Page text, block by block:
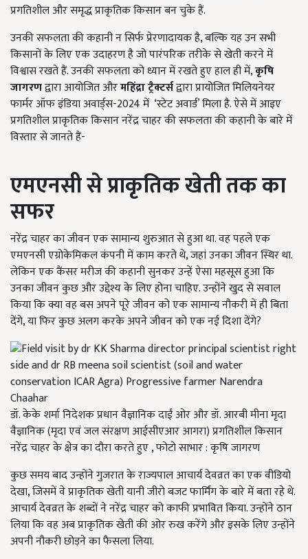
प्रगतिशील और समृद्ध प्राकृतिक किसान बन चुके हैं.
उनकी सफलता की कहानी न सिर्फ प्रेरणादायक है, बल्कि यह उन सभी
किसानों के लिए एक उदाहरण है जो पारंपरिक तरीके से खेती करने में
विश्वास रखते हैं. उनकी सफलता को ध्यान में रखते हुए हाल ही में,कृषि
जागरणद्वारा आयोजित औरमहिंद्रा ट्रैक्टर्सद्वारा प्रायोजित मिलियनेयर
फार्मर ऑफ इंडिया अवार्ड्स-2024 में ‘स्टेट अवार्ड’ मिला है. ऐसे में आइए
प्रगतिशील प्राकृतिक किसान नरेंद्र चाहर की सफलता की कहानी के बारे में
विस्तार से जानते हैं-
एमएनसी से प्राकृतिक खेती तक का
सफर
नरेंद्र चाहर का जीवन एक सामान्य शुरुआत से हुआ था. वह पहले एक
एमएनसी एग्रोकेमिकल कंपनी में काम करते थे, जहां उनका जीवन स्थिर था.
लेकिन एक कैंसर मरीज की कहानी सुनकर उन्हें ऐसा महसूस हुआ कि
उनका जीवन कुछ और उद्देश्य के लिए होना चाहिए. उन्होंने खुद से सवाल
किया कि क्या वह बस अपने पूरे जीवन को एक सामान्य नौकरी में ही बिता
देंगे, या फिर कुछ अलग करके अपने जीवन को एक नई दिशा देंगे?
डॉ. केके शर्मा निदेशक प्रधान वैज्ञानिक दाईं ओर और डॉ. आरबी मीना मृदा
वैज्ञानिक (मृदा एवं जल संरक्षण आईसीएआर आगरा) प्रगतिशील किसान
नरेंद्र चाहर के क्षेत्र का दौरा करते हुए , फोटो साभार : कृषि जागरण
कुछ समय बाद उन्होंने गुजरात के राज्यपाल आचार्य देवव्रत का एक वीडियो
देखा, जिसमें वे प्राकृतिक खेती यानी जीरो बजट फार्मिंग के बारे में बता रहे थे.
आचार्य देवव्रत के शब्दों ने नरेंद्र चाहर को काफी प्रभावित किया. उन्होंने ठान
लिया कि वह अब प्राकृतिक खेती की ओर रुख करेंगे और इसके लिए उन्होंने
अपनी नौकरी छोड़ने का फैसला लिया.